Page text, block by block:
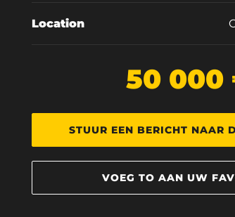
Location
50 000
STUUR EEN BERICHT NAAR
VOEG TO AAN UW